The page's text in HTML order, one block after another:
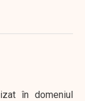
în domeniul